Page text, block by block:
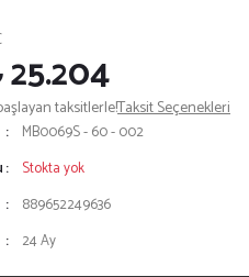
25.204
taksitlerle!Taksit Seçenekleri
MB0069S - 60 - 002
Stokta yok
889652249636
24 Ay